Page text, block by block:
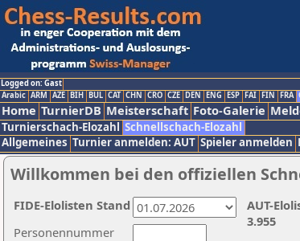
Logged on: Gast
Arabic ARM AZE BIH BUL CAT CHN CRO CZE DEN ENG ESP FAI FIN FRA
Home TurnierDB Meisterschaft Foto-Galerie
Turnierschach-Elozahl Schnellschach-Elozahl
Allgemeines Turnier anmelden: AUT Spieler anmelden
Willkommen bei den offiziellen
Personennummer
AUT-
3.955
FIDE-Elolisten Stand